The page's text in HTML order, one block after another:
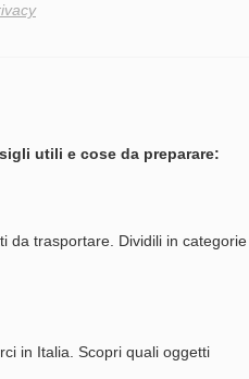
utili e cose da preparare:
da trasportare. Dividili in categorie
in Italia. Scopri quali oggetti